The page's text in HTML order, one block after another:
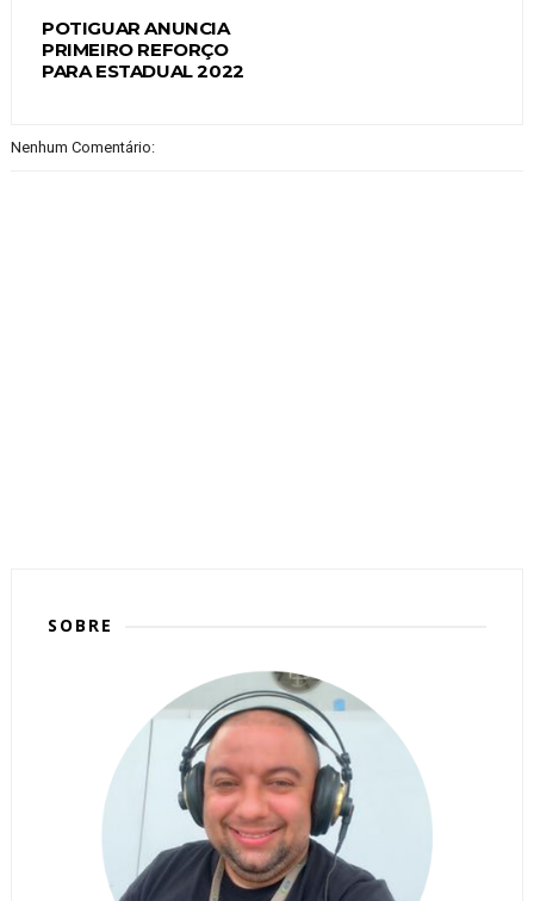
POTIGUAR ANUNCIA
PRIMEIRO REFORÇO
PARA ESTADUAL 2022
Nenhum Comentário:
SOBRE